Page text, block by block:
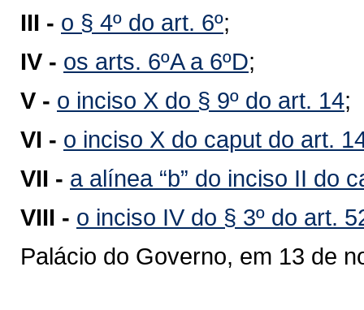
III - o § 4º do art. 6º;
IV - os arts. 6ºA a 6ºD;
V - o inciso X do § 9º do art. 14;
VI - o inciso X do caput do art.
VII - a alínea “b” do inciso II do
VIII - o inciso IV do § 3º do art.
Palácio do Governo, em 13 de